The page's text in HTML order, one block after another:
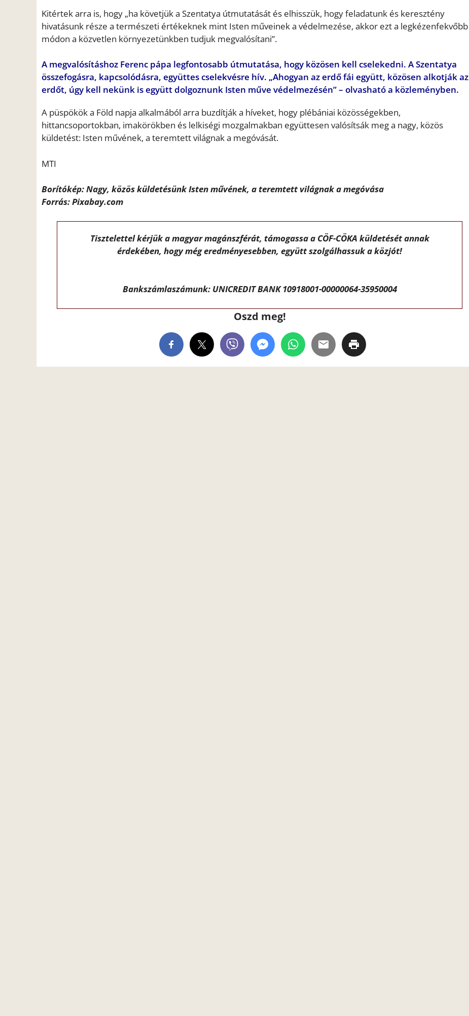
Kitértek arra is, hogy „ha követjük a Szentatya útmutatását és elhisszük, hogy feladatunk és keresztény
hivatásunk része a természeti értékeknek mint Isten műveinek a védelmezése, akkor ezt a legkézenfekvőbb
módon a közvetlen környezetünkben tudjuk megvalósítani”.
A megvalósításhoz Ferenc pápa legfontosabb útmutatása, hogy közösen kell cselekedni. A Szentatya
összefogásra, kapcsolódásra, együttes cselekvésre hív. „Ahogyan az erdő fái együtt, közösen alkotják az
erdőt, úgy kell nekünk is együtt dolgoznunk Isten műve védelmezésén” – olvasható a közleményben.
A püspökök a Föld napja alkalmából arra buzdítják a híveket, hogy plébániai közösségekben,
hittancsoportokban, imakörökben és lelkiségi mozgalmakban együttesen valósítsák meg a nagy, közös
küldetést: Isten művének, a teremtett világnak a megóvását.
MTI
Borítókép: Nagy, közös küldetésünk Isten művének, a teremtett világnak a megóvása
Forrás: Pixabay.com
Tisztelettel kérjük a magyar magánszférát, támogassa a CÖF-CÖKA küldetését annak
érdekében, hogy még eredményesebben, együtt szolgálhassuk a közjót!
Bankszámlaszámunk: UNICREDIT BANK 10918001-00000064-35950004
Oszd meg!